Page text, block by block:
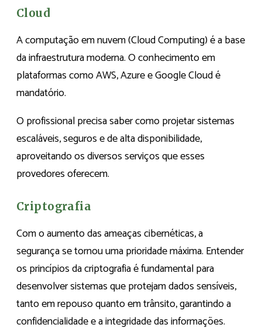
Cloud
A computação em nuvem (Cloud Computing) é a base
da infraestrutura moderna. O conhecimento em
plataformas como AWS, Azure e Google Cloud é
mandatório.
O profissional precisa saber como projetar sistemas
escaláveis, seguros e de alta disponibilidade,
aproveitando os diversos serviços que esses
provedores oferecem.
Criptografia
Com o aumento das ameaças cibernéticas, a
segurança se tornou uma prioridade máxima. Entender
os princípios da criptografia é fundamental para
desenvolver sistemas que protejam dados sensíveis,
tanto em repouso quanto em trânsito, garantindo a
confidencialidade e a integridade das informações.